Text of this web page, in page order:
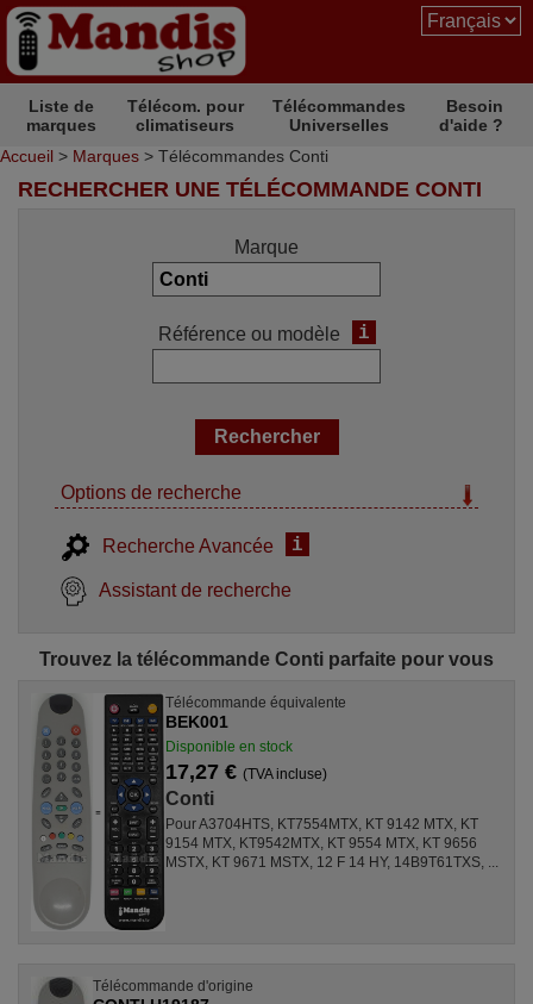
Liste de
marques
Télécom. pour
climatiseurs
Télécommandes
Universelles
Besoin
d'aide ?
Accueil > Marques > Télécommandes Conti
RECHERCHER UNE TÉLÉCOMMANDE CONTI
Marque
Référence ou modèle i
Options de recherche
Recherche Avancée i
Assistant de recherche
Trouvez la télécommande Conti parfaite pour vous
Télécommande équivalente
BEK001
Disponible en stock
17,27 €(TVA incluse)
Conti
Pour A3704HTS, KT7554MTX, KT 9142 MTX, KT
9154 MTX, KT9542MTX, KT 9554 MTX, KT 9656
MSTX, KT 9671 MSTX, 12 F 14 HY, 14B9T61TXS, ...
Télécommande d'origine